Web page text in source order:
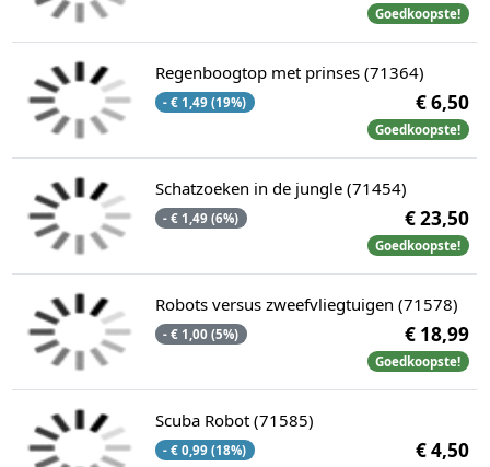
Goedkoopste!
Regenboogtop met prinses (71364)
- € 1,49 (19%) € 6,50
Goedkoopste!
Schatzoeken in de jungle (71454)
- € 1,49 (6%) € 23,50
Goedkoopste!
Robots versus zweefvliegtuigen (71578)
- € 1,00 (5%) € 18,99
Goedkoopste!
Scuba Robot (71585)
- € 0,99 (18%) € 4,50